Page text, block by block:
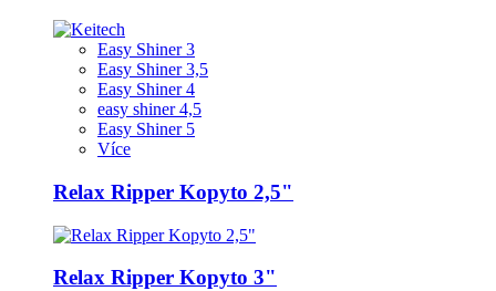
Easy Shiner 3
Easy Shiner 3,5
Easy Shiner 4
easy shiner 4,5
Easy Shiner 5
Více
Relax Ripper Kopyto 2,5"
Relax Ripper Kopyto 3"